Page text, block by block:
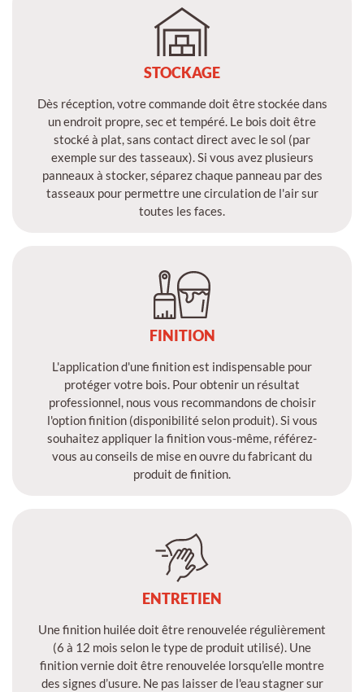
STOCKAGE
Dès réception, votre commande doit être stockée dans
un endroit propre, sec et tempéré. Le bois doit être
stocké à plat, sans contact direct avec le sol (par
exemple sur des tasseaux). Si vous avez plusieurs
panneaux à stocker, séparez chaque panneau par des
tasseaux pour permettre une circulation de l'air sur
toutes les faces.
FINITION
L'application d'une finition est indispensable pour
protéger votre bois. Pour obtenir un résultat
professionnel, nous vous recommandons de choisir
l'option finition (disponibilité selon produit). Si vous
souhaitez appliquer la finition vous-même, référez-
vous au conseils de mise en ouvre du fabricant du
produit de finition.
ENTRETIEN
Une finition huilée doit être renouvelée régulièrement
(6 à 12 mois selon le type de produit utilisé). Une
finition vernie doit être renouvelée lorsqu’elle montre
des signes d’usure. Ne pas laisser de l'eau stagner sur